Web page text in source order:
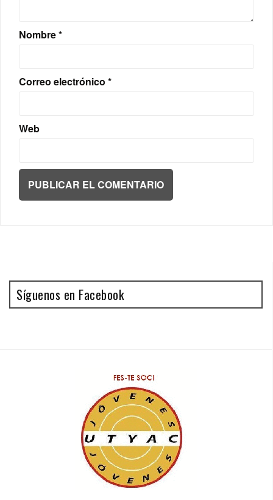
Nombre*
Correo electrónico *
Web
Síguenos en Facebook